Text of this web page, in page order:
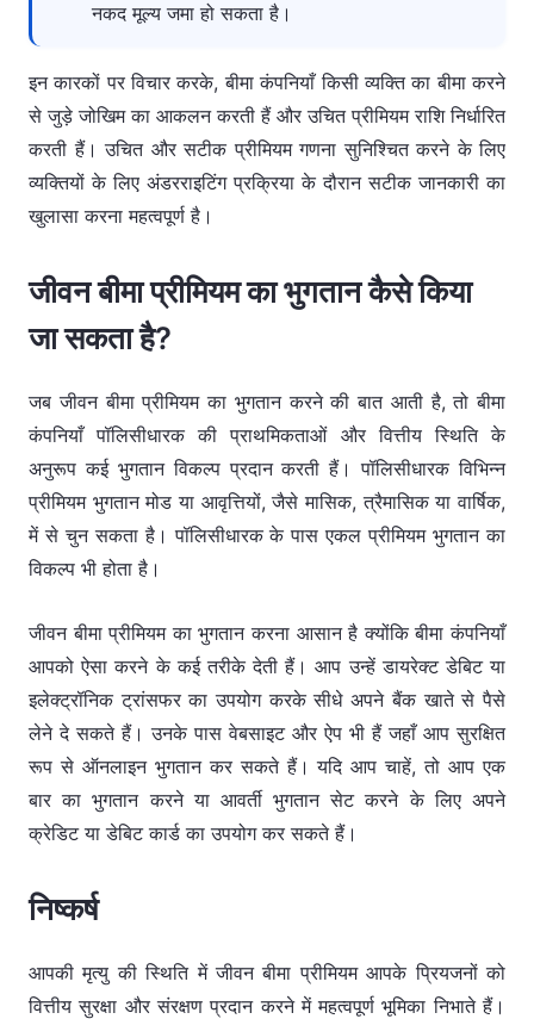
नकद मूल्य जमा हो सकता है।
इन कारकों पर विचार करके, बीमा कंपनियाँ किसी व्यक्ति का बीमा करने
से जुड़े जोखिम का आकलन करती हैं और उचित प्रीमियम राशि निर्धारित
करती हैं। उचित और सटीक प्रीमियम गणना सुनिश्चित करने के लिए
व्यक्तियों के लिए अंडरराइटिंग प्रक्रिया के दौरान सटीक जानकारी का
खुलासा करना महत्वपूर्ण है।
जीवन बीमा प्रीमियम का भुगतान कैसे किया
जा सकता है?
जब जीवन बीमा प्रीमियम का भुगतान करने की बात आती है, तो बीमा
कंपनियाँ पॉलिसीधारक की प्राथमिकताओं और वित्तीय स्थिति के
अनुरूप कई भुगतान विकल्प प्रदान करती हैं। पॉलिसीधारक विभिन्न
प्रीमियम भुगतान मोड या आवृत्तियों, जैसे मासिक, त्रैमासिक या वार्षिक,
में से चुन सकता है। पॉलिसीधारक के पास एकल प्रीमियम भुगतान का
विकल्प भी होता है।
जीवन बीमा प्रीमियम का भुगतान करना आसान है क्योंकि बीमा कंपनियाँ
आपको ऐसा करने के कई तरीके देती हैं। आप उन्हें डायरेक्ट डेबिट या
इलेक्ट्रॉनिक ट्रांसफर का उपयोग करके सीधे अपने बैंक खाते से पैसे
लेने दे सकते हैं। उनके पास वेबसाइट और ऐप भी हैं जहाँ आप सुरक्षित
रूप से ऑनलाइन भुगतान कर सकते हैं। यदि आप चाहें, तो आप एक
बार का भुगतान करने या आवर्ती भुगतान सेट करने के लिए अपने
क्रेडिट या डेबिट कार्ड का उपयोग कर सकते हैं।
निष्कर्ष
आपकी मृत्यु की स्थिति में जीवन बीमा प्रीमियम आपके प्रियजनों को
वित्तीय सुरक्षा और संरक्षण प्रदान करने में महत्वपूर्ण भूमिका निभाते हैं।